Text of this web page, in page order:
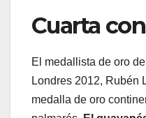
Cuarta
El medallista de oro
Londres 2012, Rubén
medalla de oro